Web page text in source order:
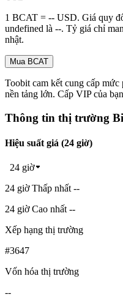
1 BCAT = -- USD. Giá quy
undefined là --. Tỷ giá chỉ
nhật.
Mua BCAT
Toobit cam kết cung cấp
nền tảng lớn. Cấp VIP của
Thông tin thị trường
Hiệu suất giá (24 giờ)
24 giờ
24 giờ Thấp nhất --
24 giờ Cao nhất --
Xếp hạng thị trường
#3647
Vốn hóa thị trường
--